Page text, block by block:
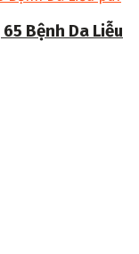
Bệnh Da Liễu